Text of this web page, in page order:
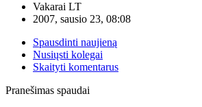
Vakarai LT
2007, sausio 23, 08:08
Spausdinti naujieną
Nusiųsti kolegai
Skaityti komentarus
Pranešimas spaudai